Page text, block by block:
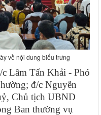
về nội dung biểu trưng
Lâm Tấn Khải - Phó
đ/c Nguyễn
Chủ tịch UBND
Ban thường vụ